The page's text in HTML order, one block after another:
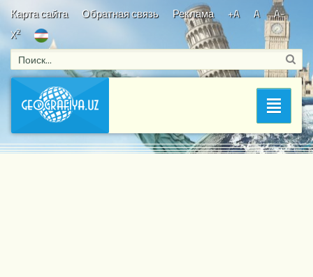
Карта сайта Обратная связь Реклама +A A
A-
X2
Bosh sahifa/Страны Азии
/ Народная Демократическая
Республика Корея